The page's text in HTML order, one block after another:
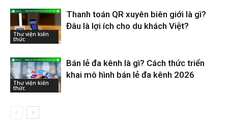
Thư viện kiến
thức
Thanh toán QR xuyên biên giới là gì?
Đâu là lợi ích cho du khách Việt?
Thư viện kiến
thức
Bán lẻ đa kênh là gì? Cách thức triển
khai mô hình bán lẻ đa kênh 2026